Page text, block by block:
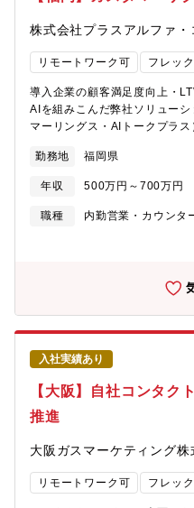
ポート対応コストの最適化・AI
よる対応自動化率これらの指
集背景】同社ではこれまでも
化やAI活用の取り組みを積極
事業の成長に伴い問い合わせ
後はさらに・AI活用による顧
ェーズに入っています。その
株式会社プラスアルファ
リモートワーク可 フレッ
導入企業の顧客満足度向上・
AIを組みこんだ弊社ソリュー
マーリングス・AIトークプラ
きます。ツールの活用支援に
客インサイトの抽出・CX戦略
応じて幅広く関与するポジシ
善・価値創出に関心をお持ち
に向けた現状分析・課題特定
データを活用した顧客の声の
決定・施策立案に貢献する有
トマネジメント 特定テーマに
件整理から関係者調整・進行
ス伴走支援 定期打合せを通じ
案。クライアントが自走でき
合わせ対応・ナレッジ蓄積 メ
ト。対応事例をナレッジ化し
献。
勤務地 福岡県
年収 500万円～700万円
職種
内勤営業・カウンタ
入社実績あり
【大阪】自社コンタク
推進
大阪ガスマーケティング株
リモートワーク可 フレッ